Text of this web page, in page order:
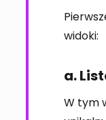
widoki:
a.
W tym